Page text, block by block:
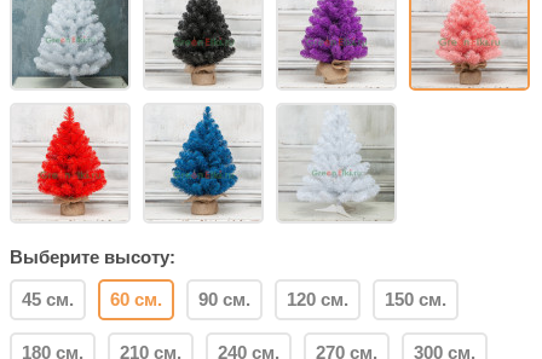
Выберите высоту:
45 см. 60 см. 90 см. 120 см. 150 см.
180 см. 210 см. 240 см. 270 см. 300 см.